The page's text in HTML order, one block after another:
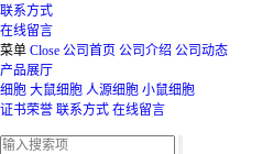
联系方式
在线留言
菜单 Close 公司首页 公司介绍 公司动态
产品展厅
细胞 大鼠细胞 人源细胞 小鼠细胞
证书荣誉 联系方式 在线留言